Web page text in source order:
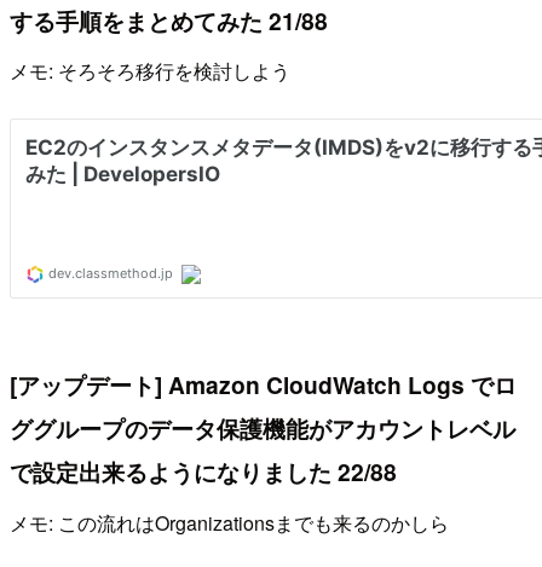
する手順をまとめてみた 21/88
メモ: そろそろ移行を検討しよう
[アップデート] Amazon CloudWatch Logs でロ
ググループのデータ保護機能がアカウントレベル
で設定出来るようになりました 22/88
メモ: この流れはOrganizationsまでも来るのかしら